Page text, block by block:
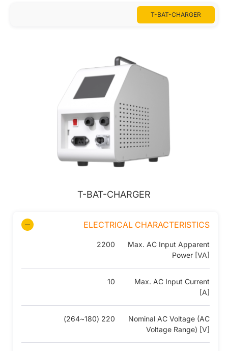
T-BAT-CHARGER
T-BAT-CHARGER
ELECTRICAL CHARACTERISTICS
Max. AC Input Apparent
Power [VA]
2200
Max. AC Input Current
[A]
10
Nominal AC Voltage (AC
Voltage Range) [V]
220 (180~264)